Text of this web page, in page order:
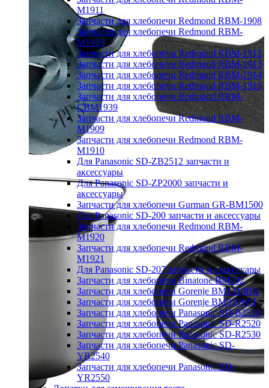
M1911
Запчасти для хлебопечи Redmond RBM-1908
Запчасти для хлебопечи Redmond RBM-
M1919
Запчасти для хлебопечи Redmond RBM-1912
Запчасти для хлебопечи Redmond RBM-1913
Запчасти для хлебопечи Redmond RBM-1914
Запчасти для хлебопечи Redmond RBM-1915
Запчасти для хлебопечи Redmond RBM-
CBM1939
Запчасти для хлебопечи Redmond RBM-
M1909
Запчасти для хлебопечи Redmond RBM-
M1910
Для Panasonic SD-ZB2512 запчасти и
аксессуары
Для Panasonic SD-ZP2000 запчасти и
аксессуары
Запчасти для хлебопечи Gurman GR-BM1500
Для Panasonic SD-200 запчасти и аксессуары
Запчасти для хлебопечи Redmond RBM-
M1920
Запчасти для хлебопечи Redmond RBM-
M1921
Для Panasonic SD-207 запчасти и аксессуары
Запчасти для хлебопечи Binatone BM202
Запчасти для хлебопечи Gorenje BM1210BK
Запчасти для хлебопечи Gorenje BM910WII
Запчасти для хлебопечи Panasonic SD-B2510
Запчасти для хлебопечи Panasonic SD-R2520
Запчасти для хлебопечи Panasonic SD-R2530
Запчасти для хлебопечи Panasonic SD-
YR2540
Запчасти для хлебопечи Panasonic SD-
YR2550